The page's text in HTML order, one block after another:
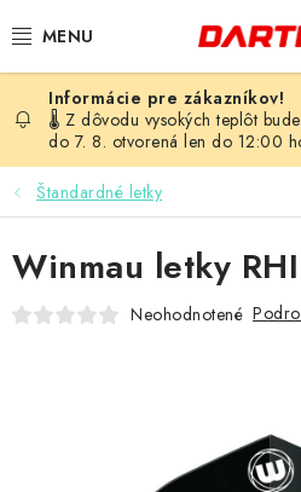
na
ŠÍPKY
TERČE
🌡️ Z dôvodu vysokých teplôt
do 7. 8. otvorená len do 12:00
Štandardné letky
Winmau letky
Neohodnotené